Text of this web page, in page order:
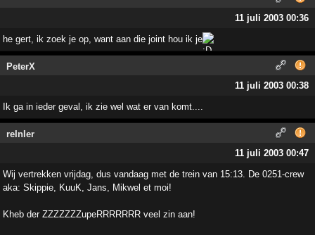
11 juli 2003 00:36
he gert, ik zoek je op, want aan die joint hou ik je
PeterX
11 juli 2003 00:38
Ik ga in ieder geval, ik zie wel wat er van komt....
reInIer
11 juli 2003 00:47
Wij vertrekken vrijdag, dus vandaag met de trein van 15:13. De 0251-crew
aka: Skippie, KuuK, Jans, Mikwel et moi!
Kheb der ZZZZZZZupeRRRRRRR veel zin aan!